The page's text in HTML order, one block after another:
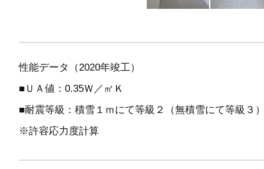
性能データ（2020年竣工）
■ＵＡ値：0.35Ｗ／㎡Ｋ
■耐震等級：積雪１ｍにて等級２（無積雪にて等級３
※許容応力度計算